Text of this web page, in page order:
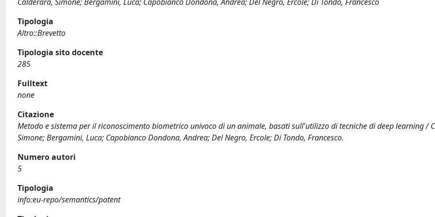
Tipologia
Altro::Brevetto
Tipologia sito docente
285
Fulltext
none
Citazione
Metodo e sistema per il riconoscimento biometrico univoco di un animale, basati sull'utilizzo di tecniche di deep learning /
Simone; Bergamini, Luca; Capobianco Dondona, Andrea; Del Negro, Ercole; Di Tondo, Francesco.
Numero autori
5
Tipologia
info:eu-repo/semantics/patent